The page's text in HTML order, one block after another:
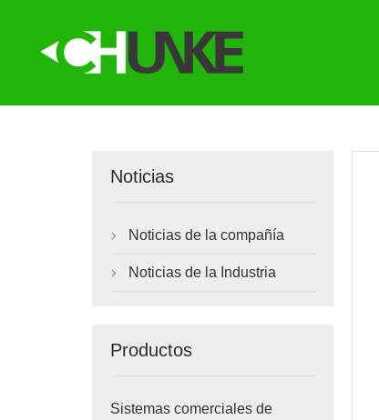
Noticias
 Noticias de la compañía
 Noticias de la Industria
Productos
Sistemas comerciales de